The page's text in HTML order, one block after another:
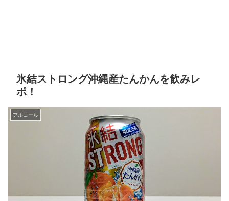
氷結ストロング沖縄産たんかんを飲みレ
ポ！
アルコール